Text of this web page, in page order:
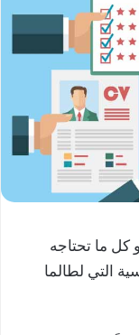
كل ما تحتاجه
التي لطالما